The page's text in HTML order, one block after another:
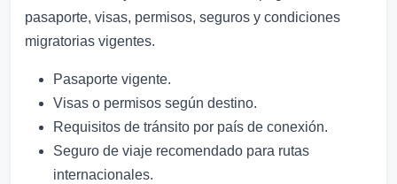
pasaporte, visas, permisos, seguros y condiciones
migratorias vigentes.
Pasaporte vigente.
Visas o permisos según destino.
Requisitos de tránsito por país de conexión.
Seguro de viaje recomendado para rutas
internacionales.